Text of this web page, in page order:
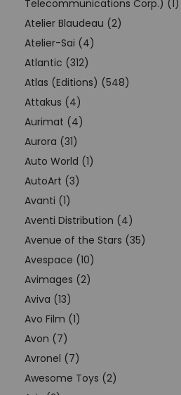
Telecommunications Corp.) (1)
Atelier Blaudeau (2)
Atelier-Sai (4)
Atlantic (312)
Atlas (Editions) (548)
Attakus (4)
Aurimat (4)
Aurora (31)
Auto World (1)
AutoArt (3)
Avanti (1)
Aventi Distribution (4)
Avenue of the Stars (35)
Avespace (10)
Avimages (2)
Aviva (13)
Avo Film (1)
Avon (7)
Avronel (7)
Awesome Toys (2)